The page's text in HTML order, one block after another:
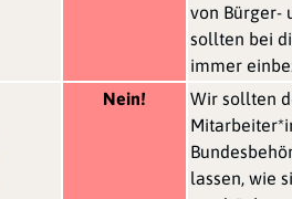
von Bürger-
sollten bei
immer
Nein!
Wir sollten
lassen, wie